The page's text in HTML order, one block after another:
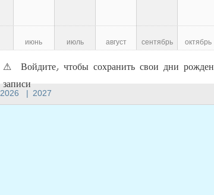
2026 | 2027
июнь июль август сентябрь октябрь
⚠ Войдите, чтобы сохранить свои дни
записи